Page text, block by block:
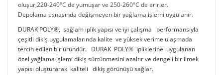
oluşur,220-240°C de yumuşar ve 250-260°C de erirler.
Depolama esnasında değişmeyen bir yağlama işlemi uygulanır.
DURAK POLY®, sağlam iplik yapısı ve iyi çalışma performansıyla
çeşitli dikiş uygulamalarında kalite ve yüksek verime ulaşmada
tercih edilen bir üründür. DURAK POLY® ipliklerine uygulanan
özel yağlama işlemi dikiş sürtünmesini azaltır ve dengeli bir ilmek
yapısı oluşturarak kaliteli dikiş görünüşü sağlar.